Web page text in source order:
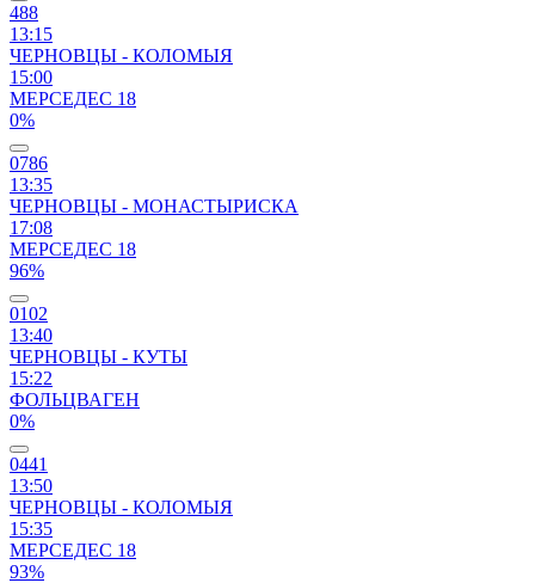
488
13:15
ЧЕРНОВЦЫ - КОЛОМЫЯ
15:00
МЕРСЕДЕС 18
0%
0786
13:35
ЧЕРНОВЦЫ - МОНАСТЫРИСКА
17:08
МЕРСЕДЕС 18
96%
0102
13:40
ЧЕРНОВЦЫ - КУТЫ
15:22
ФОЛЬЦВАГЕН
0%
0441
13:50
ЧЕРНОВЦЫ - КОЛОМЫЯ
15:35
МЕРСЕДЕС 18
93%